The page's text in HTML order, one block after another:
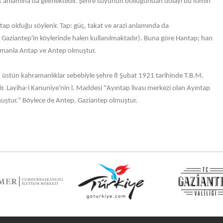
olduğu söylenir. Tap: güç, takat ve arazi anlamında da
köylerinde halen kullanılmaktadır). Buna göre Hantap; han
Antap ve Antep olmuştur.
kahramanlıklar sebebiyle şehre 8 Şubat 1921 tarihinde T.B.M.
Layiha-i Kanuniye'nin l. Maddesi "Ayıntap livası merkezi olan Ayıntap
Böylece de Antep, Gaziantep olmuştur.